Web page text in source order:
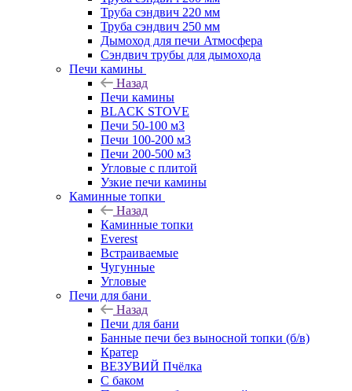
Труба сэндвич 220 мм
Труба сэндвич 250 мм
Дымоход для печи Атмосфера
Сэндвич трубы для дымохода
Печи камины
Назад
Печи камины
BLACK STOVE
Печи 50-100 м3
Печи 100-200 м3
Печи 200-500 м3
Угловые с плитой
Узкие печи камины
Каминные топки
Назад
Каминные топки
Everest
Встраиваемые
Чугунные
Угловые
Печи для бани
Назад
Печи для бани
Банные печи без выносной топки (б/в)
Кратер
ВЕЗУВИЙ Пчёлка
С баком